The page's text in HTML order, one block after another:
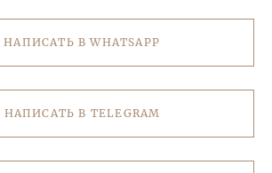
НАПИСАТЬ В WHATSAPP
НАПИСАТЬ В TELEGRAM